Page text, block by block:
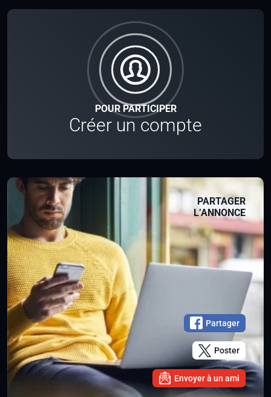
POUR PARTICIPER
Créer un compte
PARTAGER
L’ANNONCE
Partager
Poster
Envoyer à un ami